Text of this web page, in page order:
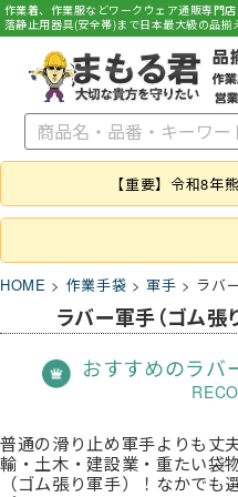
作業着、作業服などワークウェア通販専門
落静止用器具(安全帯)まで日本最大級の品揃
【重要】令和8
HOME 作業手袋 軍手 ラバ
ラバー軍手（ゴム張
おすすめのラバ
普通の滑り止め軍手よりも丈
輸・土木・建設業・重たい袋
（ゴム張り軍手）！なかで